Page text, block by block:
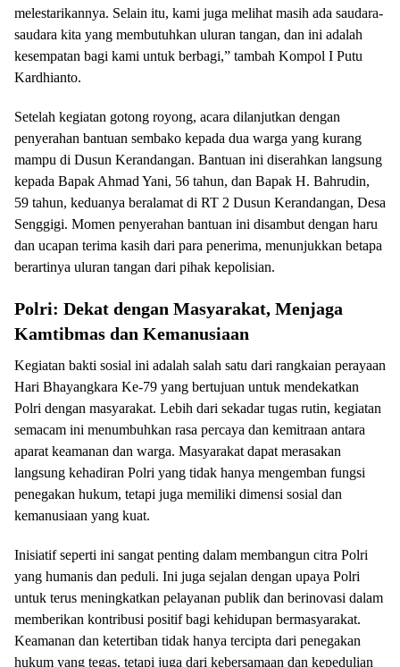
melestarikannya. Selain itu, kami juga melihat masih ada saudara-
saudara kita yang membutuhkan uluran tangan, dan ini adalah
kesempatan bagi kami untuk berbagi,” tambah Kompol I Putu
Kardhianto.
Setelah kegiatan gotong royong, acara dilanjutkan dengan
penyerahan bantuan sembako kepada dua warga yang kurang
mampu di Dusun Kerandangan. Bantuan ini diserahkan langsung
kepada Bapak Ahmad Yani, 56 tahun, dan Bapak H. Bahrudin,
59 tahun, keduanya beralamat di RT 2 Dusun Kerandangan, Desa
Senggigi. Momen penyerahan bantuan ini disambut dengan haru
dan ucapan terima kasih dari para penerima, menunjukkan betapa
berartinya uluran tangan dari pihak kepolisian.
Polri: Dekat dengan Masyarakat, Menjaga
Kamtibmas dan Kemanusiaan
Kegiatan bakti sosial ini adalah salah satu dari rangkaian perayaan
Hari Bhayangkara Ke-79 yang bertujuan untuk mendekatkan
Polri dengan masyarakat. Lebih dari sekadar tugas rutin, kegiatan
semacam ini menumbuhkan rasa percaya dan kemitraan antara
aparat keamanan dan warga. Masyarakat dapat merasakan
langsung kehadiran Polri yang tidak hanya mengemban fungsi
penegakan hukum, tetapi juga memiliki dimensi sosial dan
kemanusiaan yang kuat.
Inisiatif seperti ini sangat penting dalam membangun citra Polri
yang humanis dan peduli. Ini juga sejalan dengan upaya Polri
untuk terus meningkatkan pelayanan publik dan berinovasi dalam
memberikan kontribusi positif bagi kehidupan bermasyarakat.
Keamanan dan ketertiban tidak hanya tercipta dari penegakan
hukum yang tegas, tetapi juga dari kebersamaan dan kepedulian